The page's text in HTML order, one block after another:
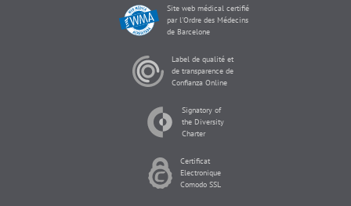
Site web médical certifié
par l'Ordre des Médecins
de Barcelone
Label de qualité et
de transparence de
Confianza Online
Signatory of
the Diversity
Charter
Certificat
Electronique
Comodo SSL